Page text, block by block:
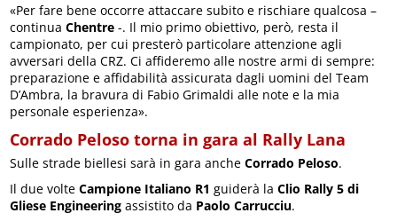
«Per fare bene occorre attaccare subito e rischiare qualcosa –
continuaChentre -. Il mio primo obiettivo, però, resta il
campionato, per cui presterò particolare attenzione agli
avversari della CRZ. Ci affideremo alle nostre armi di sempre:
preparazione e affidabilità assicurata dagli uomini del Team
D’Ambra, la bravura di Fabio Grimaldi alle note e la mia
personale esperienza».
Corrado Peloso torna in gara al Rally Lana
Sulle strade biellesi sarà in gara ancheCorrado Peloso.
Il due volteCampione Italiano R1 guiderà laClio Rally 5 di
Gliese Engineering assistito da Paolo Carrucciu.